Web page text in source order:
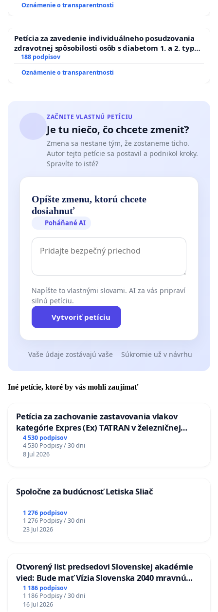
Oznámenie o transparentnosti
Petícia za zavedenie individuálneho posudzovania
zdravotnej spôsobilosti osôb s diabetom 1. a 2. typu
pri prijímaní do Policajného zboru SR
188 podpisov
Oznámenie o transparentnosti
ZAČNITE VLASTNÚ PETÍCIU
Je tu niečo, čo chcete zmeniť?
Zmena sa nestane tým, že zostaneme ticho.
Autor tejto petície sa postavil a podnikol kroky.
Spravíte to isté?
Opíšte zmenu, ktorú chcete
dosiahnuť
Poháňané AI
Napíšte to vlastnými slovami. AI za vás pripraví
silnú petíciu.
Vytvoriť petíciu
Vaše údaje zostávajú vaše Súkromie už v návrhu
Iné petície, ktoré by vás mohli zaujímať
Petícia za zachovanie zastavovania vlakov
kategórie Expres (Ex) TATRAN v železničnej
stanici Púchov
4 530 podpisov
4 530 Podpisy / 30 dni
8 Jul 2026
Spoločne za budúcnosť Letiska Sliač
1 276 podpisov
1 276 Podpisy / 30 dni
23 Jul 2026
Otvorený list predsedovi Slovenskej akadémie
vied: Bude mať Vízia Slovenska 2040 mravnú
chrbticu?
1 186 podpisov
1 186 Podpisy / 30 dni
16 Jul 2026